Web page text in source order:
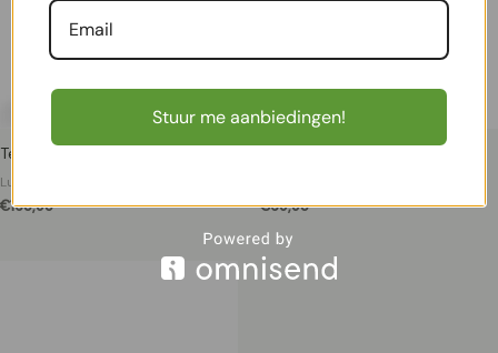
Terreno Cube 40 – Sand
Luxe plantenbakken
€165,95
€69,95
Stuur me aanbiedingen!